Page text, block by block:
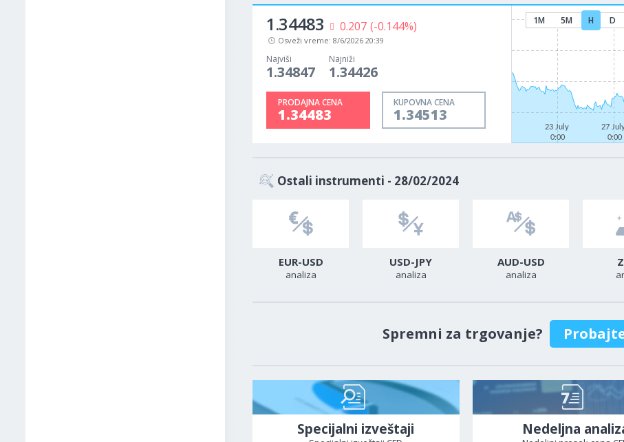
1.34483 0.207 (-0.144%)
Osveži vreme: 8/6/2026 20:39
Najviši
1.34847
Najniži
1.34426
PRODAJNA CENA
1.34483
KUPOVNA CENA
1.34513
1M 5M H D
23 July
0:00
27
0:00
Ostali instrumenti - 28/02/2024
EUR-USD
analiza
USD-JPY
analiza
AUD-USD
analiza
Spremni za trgovanje?
Specijalni izveštaji Nedeljna